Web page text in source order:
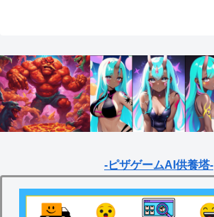
-ピザゲームAI供養塔-